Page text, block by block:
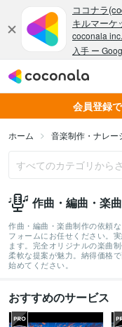
会員登録
ホーム 音楽制作・ナレー
作曲・編曲・楽
作曲・編曲・楽曲制作の依頼
フォームにお任せください。
ます。完全オリジナルの楽曲
柔軟な提案が魅力。納得価格
始めてください。
おすすめのサービス